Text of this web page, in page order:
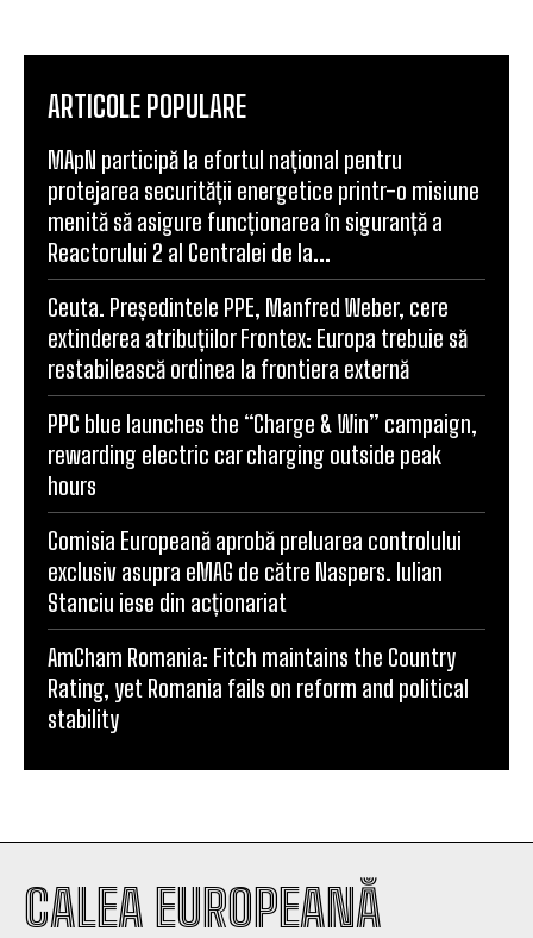
ARTICOLE POPULARE
MApN participă la efortul național pentru
protejarea securității energetice printr-o misiune
menită să asigure funcționarea în siguranță a
Reactorului 2 al Centralei de la...
Ceuta. Președintele PPE, Manfred Weber, cere
extinderea atribuțiilor Frontex: Europa trebuie să
restabilească ordinea la frontiera externă
PPC blue launches the “Charge & Win” campaign,
rewarding electric car charging outside peak
hours
Comisia Europeană aprobă preluarea controlului
exclusiv asupra eMAG de către Naspers. Iulian
Stanciu iese din acționariat
AmCham Romania: Fitch maintains the Country
Rating, yet Romania fails on reform and political
stability
CALEA EUROPEANĂ